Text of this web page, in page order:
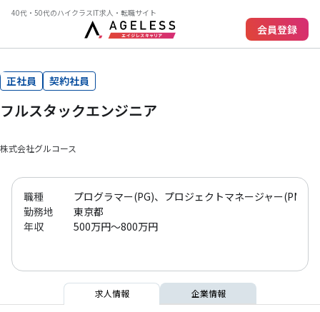
40代・50代のハイクラスIT求人・転職サイト
会員登録
正社員 契約社員
フルスタックエンジニア
株式会社グルコース
職種
プログラマー(PG)、プロジェクトマネージャー(PM)
勤務地
東京都
年収
500万円～800万円
求人情報 企業情報